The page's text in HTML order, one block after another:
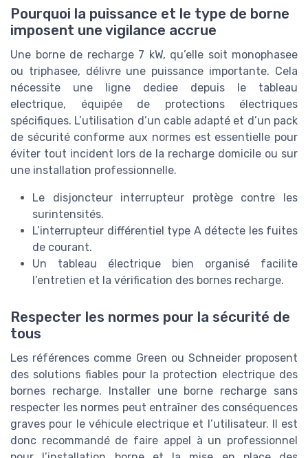
Pourquoi la puissance et le type de borne
imposent une vigilance accrue
Une borne de recharge 7 kW, qu’elle soit monophasee
ou triphasee, délivre une puissance importante. Cela
nécessite une ligne dediee depuis le tableau
electrique, équipée de protections électriques
spécifiques. L’utilisation d’un cable adapté et d’un pack
de sécurité conforme aux normes est essentielle pour
éviter tout incident lors de la recharge domicile ou sur
une installation professionnelle.
Le disjoncteur interrupteur protège contre les
surintensités.
L’interrupteur différentiel type A détecte les fuites
de courant.
Un tableau électrique bien organisé facilite
l’entretien et la vérification des bornes recharge.
Respecter les normes pour la sécurité de
tous
Les références comme Green ou Schneider proposent
des solutions fiables pour la protection electrique des
bornes recharge. Installer une borne recharge sans
respecter les normes peut entraîner des conséquences
graves pour le véhicule electrique et l’utilisateur. Il est
donc recommandé de faire appel à un professionnel